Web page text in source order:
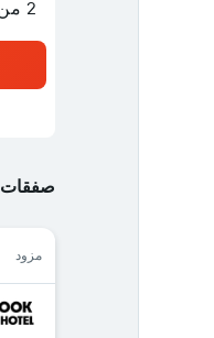
2 من الضيوف، غرفة واحدة
مزود